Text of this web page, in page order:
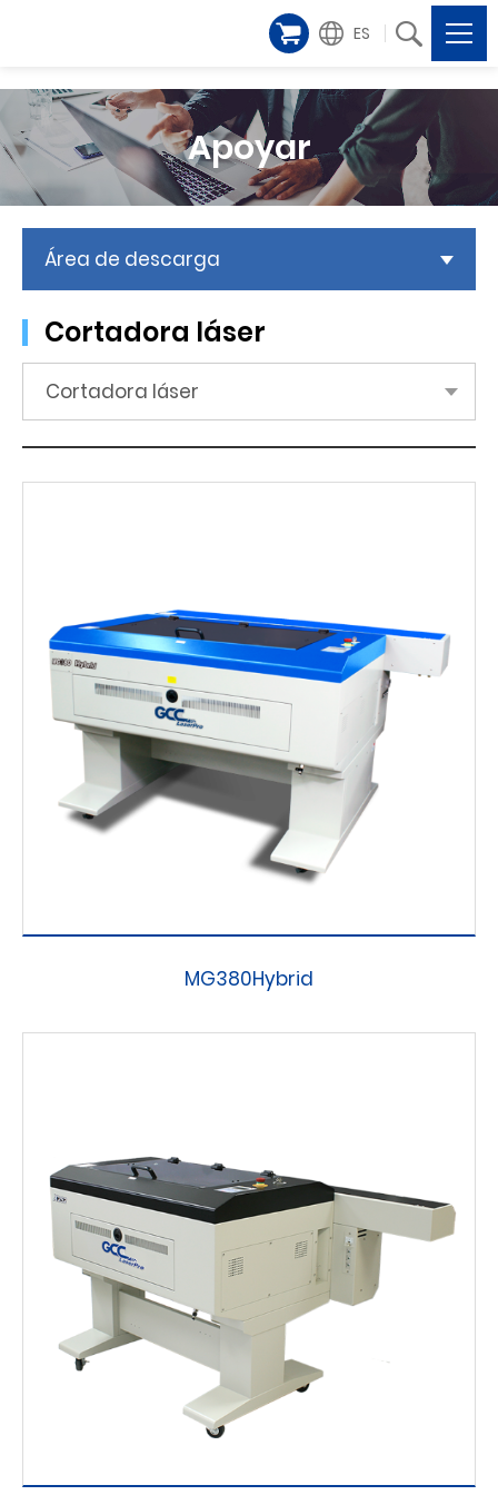
ES
Apoyar
Área de descarga
Cortadora láser
Cortadora láser
MG380Hybrid